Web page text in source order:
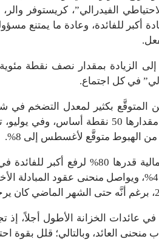
الفيدرالي”، كريستوفر
للفائدة، وعادة ما يمتنع
الزيادة بمقدار نصف نقطة
في كل اجتماع.
المتوقَّع بكثير لمعدل التضخم في
القادم – لإحياء الحديث عن زيادات أصغر
برغم أنَّ سوق عقود المبادلة رجحت
الفيدرالية – في مارس 2023 – ظلت دون 4%، ويواصل